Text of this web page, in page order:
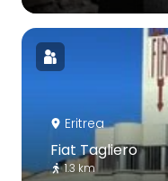
Eritrea
Fiat Tagliero
1.3 km